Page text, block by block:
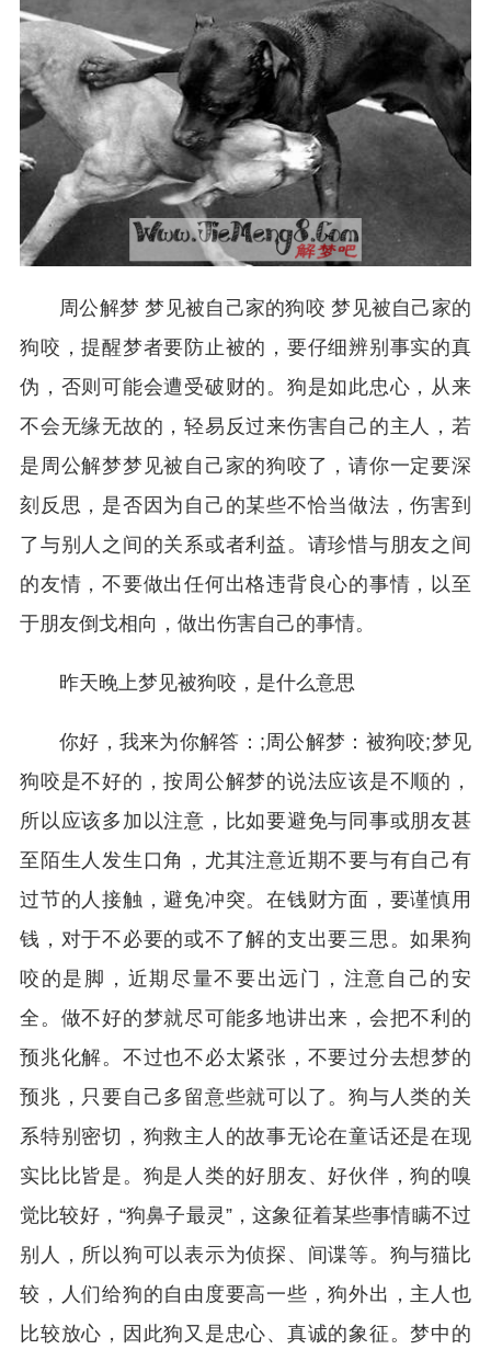
周公解梦 梦见被自己家的狗咬 梦见被自己家的
狗咬，提醒梦者要防止被的，要仔细辨别事实的真
伪，否则可能会遭受破财的。狗是如此忠心，从来
不会无缘无故的，轻易反过来伤害自己的主人，若
是周公解梦梦见被自己家的狗咬了，请你一定要深
刻反思，是否因为自己的某些不恰当做法，伤害到
了与别人之间的关系或者利益。请珍惜与朋友之间
的友情，不要做出任何出格违背良心的事情，以至
于朋友倒戈相向，做出伤害自己的事情。
昨天晚上梦见被狗咬，是什么意思
你好，我来为你解答：;周公解梦：被狗咬;梦见
狗咬是不好的，按周公解梦的说法应该是不顺的，
所以应该多加以注意，比如要避免与同事或朋友甚
至陌生人发生口角，尤其注意近期不要与有自己有
过节的人接触，避免冲突。在钱财方面，要谨慎用
钱，对于不必要的或不了解的支出要三思。如果狗
咬的是脚，近期尽量不要出远门，注意自己的安
全。做不好的梦就尽可能多地讲出来，会把不利的
预兆化解。不过也不必太紧张，不要过分去想梦的
预兆，只要自己多留意些就可以了。狗与人类的关
系特别密切，狗救主人的故事无论在童话还是在现
实比比皆是。狗是人类的好朋友、好伙伴，狗的嗅
觉比较好，“狗鼻子最灵”，这象征着某些事情瞒不过
别人，所以狗可以表示为侦探、间谍等。狗与猫比
较，人们给狗的自由度要高一些，狗外出，主人也
比较放心，因此狗又是忠心、真诚的象征。梦中的